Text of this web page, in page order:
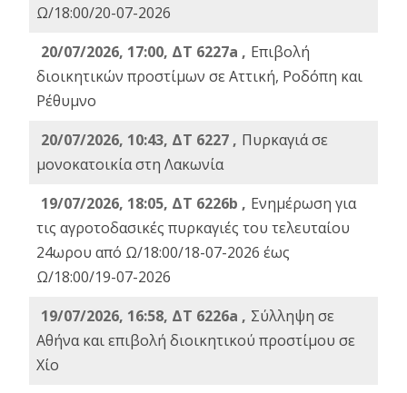
Ω/18:00/20-07-2026
20/07/2026, 17:00, ΔΤ 6227a , Επιβολή
διοικητικών προστίμων σε Αττική, Ροδόπη και
Ρέθυμνο
20/07/2026, 10:43, ΔΤ 6227 , Πυρκαγιά σε
μονοκατοικία στη Λακωνία
19/07/2026, 18:05, ΔΤ 6226b , Ενημέρωση για
τις αγροτοδασικές πυρκαγιές του τελευταίου
24ωρου από Ω/18:00/18-07-2026 έως
Ω/18:00/19-07-2026
19/07/2026, 16:58, ΔΤ 6226a , Σύλληψη σε
Αθήνα και επιβολή διοικητικού προστίμου σε
Χίο